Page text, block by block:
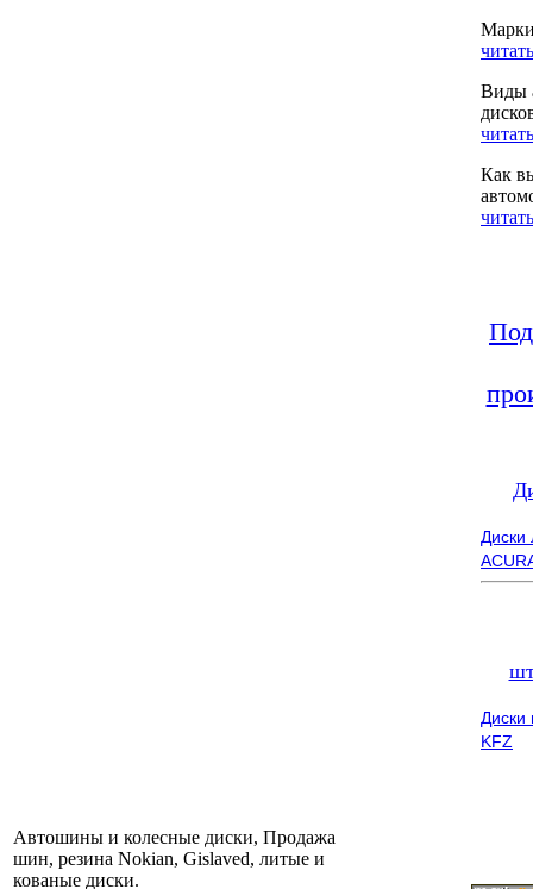
Виды
Как
Диски
KFZ
Автошины и колесные диски, Продажа
шин, резина Nokian, Gislaved, литые и
кованые диски.